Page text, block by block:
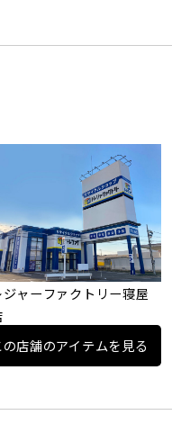
ジャーファクトリー寝屋
の店舗のアイテムを見る